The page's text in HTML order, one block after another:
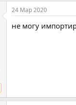
24 Мар 2020
не могу